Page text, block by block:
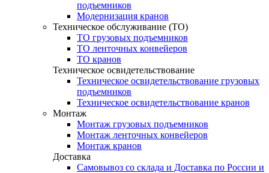
подъемников
Модернизация кранов
Техническое обслуживание (ТО)
ТО грузовых подъемников
ТО ленточных конвейеров
ТО кранов
Техническое освидетельствование
Техническое освидетельствование грузовых
подъемников
Техническое освидетельствование кранов
Монтаж
Монтаж грузовых подъемников
Монтаж ленточных конвейеров
Монтаж кранов
Доставка
Самовывоз со склада и Доставка по России и